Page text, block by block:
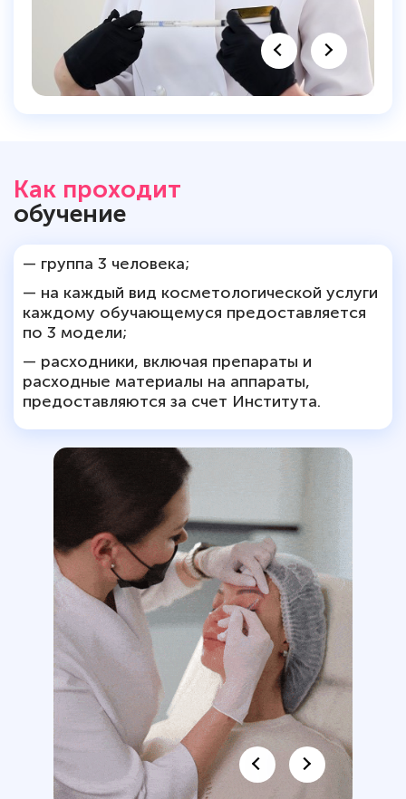
Как проходит
обучение
— группа 3 человека;
— на каждый вид косметологической услуги
каждому обучающемуся предоставляется
по 3 модели;
— расходники, включая препараты и
расходные материалы на аппараты,
предоставляются за счет Института.